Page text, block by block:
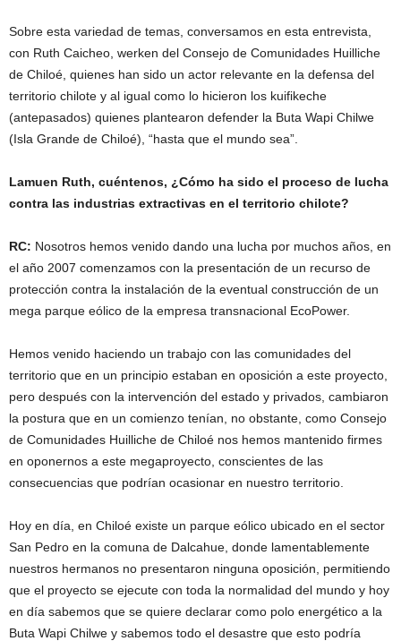
Sobre esta variedad de temas, conversamos en esta entrevista,
con Ruth Caicheo, werken del Consejo de Comunidades Huilliche
de Chiloé, quienes han sido un actor relevante en la defensa del
territorio chilote y al igual como lo hicieron los kuifikeche
(antepasados) quienes plantearon defender la Buta Wapi Chilwe
(Isla Grande de Chiloé), “hasta que el mundo sea”.
Lamuen Ruth, cuéntenos, ¿Cómo ha sido el proceso de lucha
contra las industrias extractivas en el territorio chilote?
RC: Nosotros hemos venido dando una lucha por muchos años, en
el año 2007 comenzamos con la presentación de un recurso de
protección contra la instalación de la eventual construcción de un
mega parque eólico de la empresa transnacional EcoPower.
Hemos venido haciendo un trabajo con las comunidades del
territorio que en un principio estaban en oposición a este proyecto,
pero después con la intervención del estado y privados, cambiaron
la postura que en un comienzo tenían, no obstante, como Consejo
de Comunidades Huilliche de Chiloé nos hemos mantenido firmes
en oponernos a este megaproyecto, conscientes de las
consecuencias que podrían ocasionar en nuestro territorio.
Hoy en día, en Chiloé existe un parque eólico ubicado en el sector
San Pedro en la comuna de Dalcahue, donde lamentablemente
nuestros hermanos no presentaron ninguna oposición, permitiendo
que el proyecto se ejecute con toda la normalidad del mundo y hoy
en día sabemos que se quiere declarar como polo energético a la
Buta Wapi Chilwe y sabemos todo el desastre que esto podría